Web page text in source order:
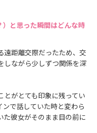
と思った瞬間はどんな時
遠距離交際だったため、交
しながら少しずつ関係を深
とがとても印象に残ってい
で話していた時と変わら
た彼女がそのまま目の前に